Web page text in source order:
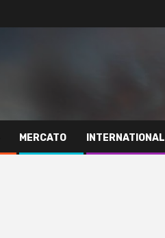
MERCATO INTERNATIONAL